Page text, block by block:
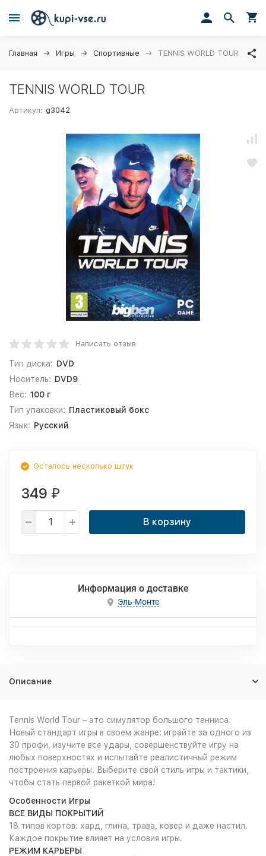
Главная Игры Спортивные TENNIS WORLD TOUR
TENNIS WORLD TOUR
Артикул: g3042
Написать отзыв
Тип диска: DVD
Носитель: DVD9
Вес: 100 г
Тип упаковки: Пластиковый бокс
Язык: Русский
Осталось несколько штук
349 ₽
В корзину
Информация о доставке
Эль-Монте
Описание
Tennis World Tour – это симулятор большого тенниса.
Новый стандарт игры в своем жанре: играйте за одного из
30 профи, изучите все удары, совершенствуйте игру на
любых поверхностях и испытайте реалистичный режим
построения карьеры. Выберите свой стиль игры и тактики,
чтобы стать первой ракеткой мира!
Особенности Игры
ВСЕ ВИДЫ ПОКРЫТИЙ
18 типов кортов: хард, глина, трава, ковер и даже настил.
Каждое покрытие влияет на условия игры.
РЕЖИМ КАРЬЕРЫ